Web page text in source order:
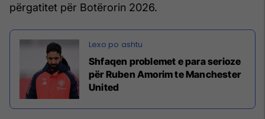
përgatitet për Botërorin 2026.
Shfaqen problemet e para serioze
për Ruben Amorim te Manchester
United